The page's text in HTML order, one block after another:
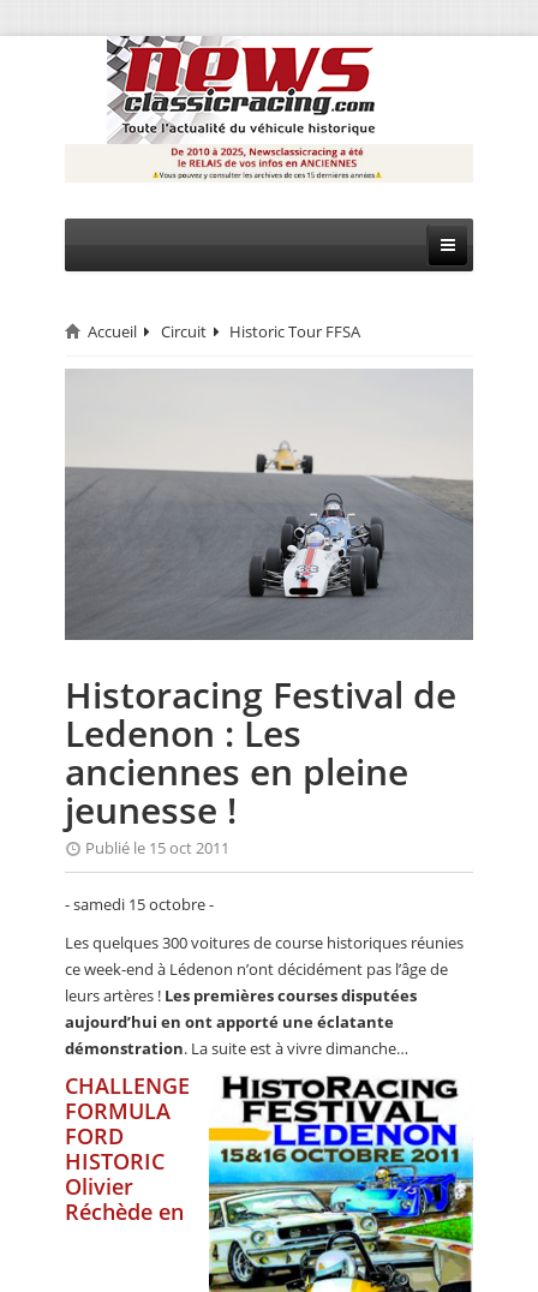
CIRCUIT
EVÈNEMENTS
ANNUAIRES
PETITES ANNONCES
Accueil Circuit Historic Tour FFSA
Historacing Festival de
Ledenon : Les
anciennes en pleine
jeunesse !
Publié le 15 oct 2011
- samedi 15 octobre -
Les quelques 300 voitures de course historiques réunies
ce week-end à Lédenon n’ont décidément pas l’âge de
leurs artères ! Les premières courses disputées
aujourd’hui en ont apporté une éclatante
démonstration. La suite est à vivre dimanche…
CHALLENGE
FORMULA
FORD
HISTORIC
Olivier
Réchède en